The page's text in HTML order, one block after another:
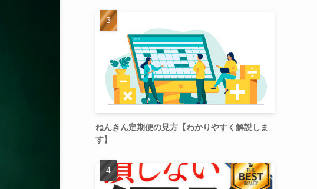
ねんきん定期便の見方【わかりやすく解説しま
す】